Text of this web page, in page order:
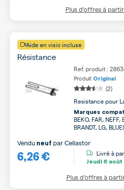
Plus d’offres à
Aide en visio incluse
Résistance
Ref. produit :
Produit Original
(2)
Resistance pour
Marques
BEKO, FAR, NEFF,
BRANDT, LG,
6,26 €
Vendu neuf parCellastor
Livré à
Jeudi 6 août
Plus d’offres à